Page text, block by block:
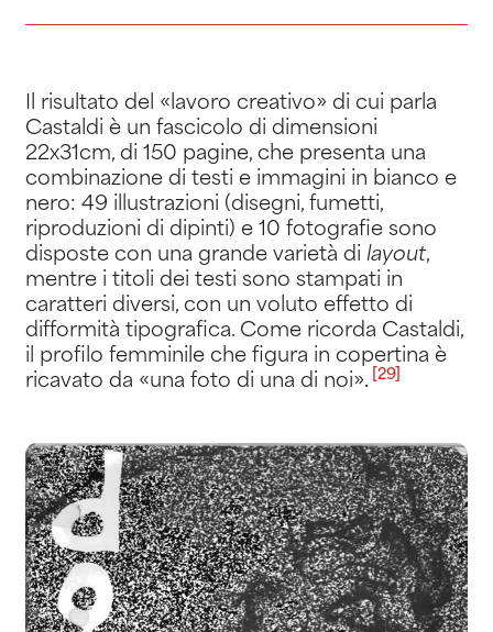
Il risultato del «lavoro creativo» di cui parla
Castaldi è un fascicolo di dimensioni
22x31cm, di 150 pagine, che presenta una
combinazione di testi e immagini in bianco e
nero: 49 illustrazioni (disegni, fumetti,
riproduzioni di dipinti) e 10 fotografie sono
disposte con una grande varietà di layout,
mentre i titoli dei testi sono stampati in
caratteri diversi, con un voluto effetto di
difformità tipografica. Come ricorda Castaldi,
il profilo femminile che figura in copertina è
ricavato da «una foto di una di noi». [29]